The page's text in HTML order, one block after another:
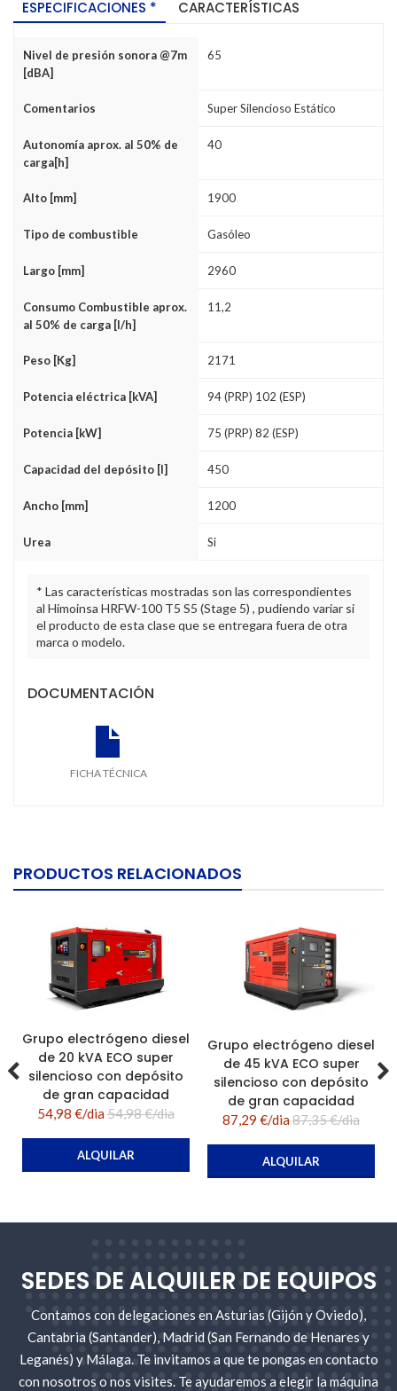
ESPECIFICACIONES * CARACTERÍSTICAS
Nivel de presión sonora @7m
[dBA]
65
Comentarios Super Silencioso Estático
Autonomía aprox. al 50% de
carga[h]
40
Alto [mm] 1900
Tipo de combustible Gasóleo
Largo [mm] 2960
Consumo Combustible aprox.
al 50% de carga [l/h]
11,2
Peso [Kg] 2171
Potencia eléctrica [kVA] 94 (PRP) 102 (ESP)
Potencia [kW] 75 (PRP) 82 (ESP)
Capacidad del depósito [l] 450
Ancho [mm] 1200
Urea Si
* Las características mostradas son las correspondientes
al Himoinsa HRFW-100 T5 S5 (Stage 5) , pudiendo variar si
el producto de esta clase que se entregara fuera de otra
marca o modelo.
DOCUMENTACIÓN
FICHA TÉCNICA
PRODUCTOS RELACIONADOS
Grupo electrógeno diesel
de 20 kVA ECO super
silencioso con depósito
de gran capacidad
54,98 €/dia54,98 €/dia
ALQUILAR
Grupo electrógeno diesel
de 45 kVA ECO super
silencioso con depósito
de gran capacidad
87,29 €/dia87,35 €/dia
ALQUILAR
SEDES DE ALQUILER DE EQUIPOS
Contamos con delegaciones en Asturias (Gijón y Oviedo),
Cantabria (Santander), Madrid (San Fernando de Henares y
Leganés) y Málaga. Te invitamos a que te pongas en contacto
con nosotros o nos visites. Te ayudaremos a elegir la máquina